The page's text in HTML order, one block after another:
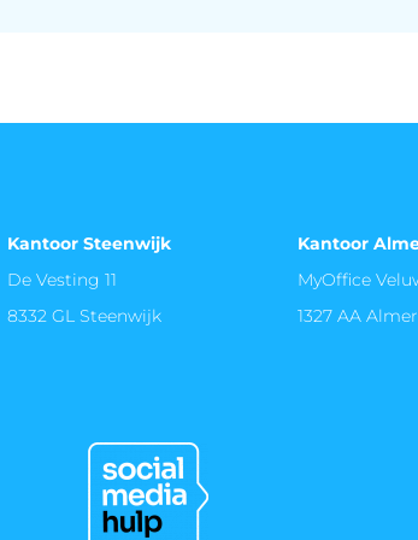
Kantoor Steenwijk
De Vesting 11
8332 GL Steenwijk
Kantoor
MyOffice
1327 AA